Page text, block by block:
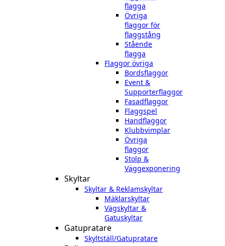
flagga
Övriga
flaggor för
flaggstång
Stående
flagga
Flaggor övriga
Bordsflaggor
Event &
Supporterflaggor
Fasadflaggor
Flaggspel
Handflaggor
Klubbvimplar
Övriga
flaggor
Stolp &
Väggexponering
Skyltar
Skyltar & Reklamskyltar
Mäklarskyltar
Vägskyltar &
Gatuskyltar
Gatupratare
Skyltställ/Gatupratare